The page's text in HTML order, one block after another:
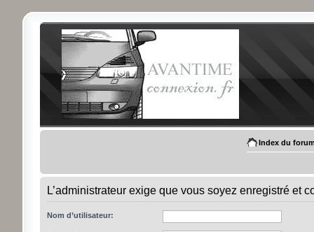
Index du
L’administrateur exige que vous soyez enregistré et
Nom d’utilisateur: